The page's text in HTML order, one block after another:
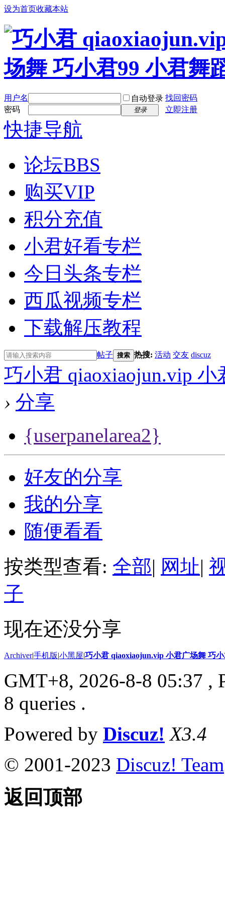
设为首页收藏本站
用户名 自动登录 找回密码
密码
登录 立即注册
快捷导航
论坛BBS
购买VIP
积分充值
小君好看专栏
今日头条专栏
西瓜视频专栏
下载解压教程
帖子 搜索 热搜: 活动 交友 discuz
巧小君 qiaoxiaojun.vip
› 分享
{userpanelarea2}
好友的分享
我的分享
随便看看
按类型查看: 全部| 网址|
子
现在还没分享
Archiver|手机版|小黑屋|巧小君 qiaoxiaojun.vip 小君广场舞 巧
GMT+8, 2026-8-8 05:37 ,
8 queries .
Powered by Discuz! X3.4
© 2001-2023 Discuz! Team
返回顶部